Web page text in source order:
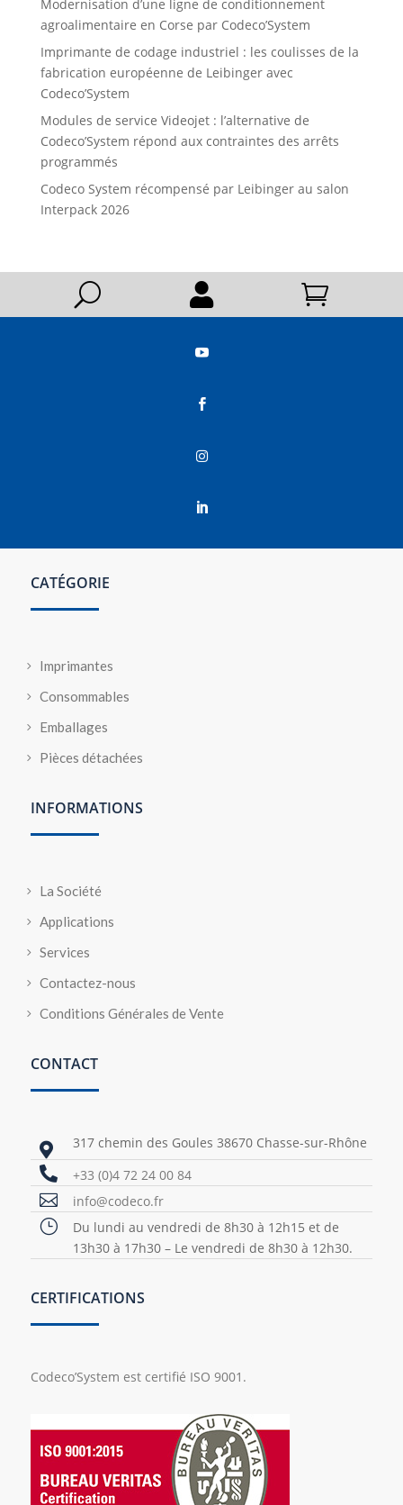
Modernisation d’une ligne de conditionnement
agroalimentaire en Corse par Codeco’System
Imprimante de codage industriel : les coulisses de la
fabrication européenne de Leibinger avec
Codeco’System
Modules de service Videojet : l’alternative de
Codeco’System répond aux contraintes des arrêts
programmés
Codeco System récompensé par Leibinger au salon
Interpack 2026
U  




CATÉGORIE
Imprimantes
Consommables
Emballages
Pièces détachées
INFORMATIONS
La Société
Applications
Services
Contactez-nous
Conditions Générales de Vente
CONTACT
 317 chemin des Goules 38670 Chasse-sur-Rhône
 +33 (0)4 72 24 00 84
 info@codeco.fr
}
Du lundi au vendredi de 8h30 à 12h15 et de
13h30 à 17h30 – Le vendredi de 8h30 à 12h30.
CERTIFICATIONS
Codeco’System est certifié ISO 9001.